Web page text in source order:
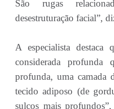
São rugas
desestruturação facial”,
A especialista
considerada profunda
profunda, uma camada
tecido adiposo (de
sulcos mais